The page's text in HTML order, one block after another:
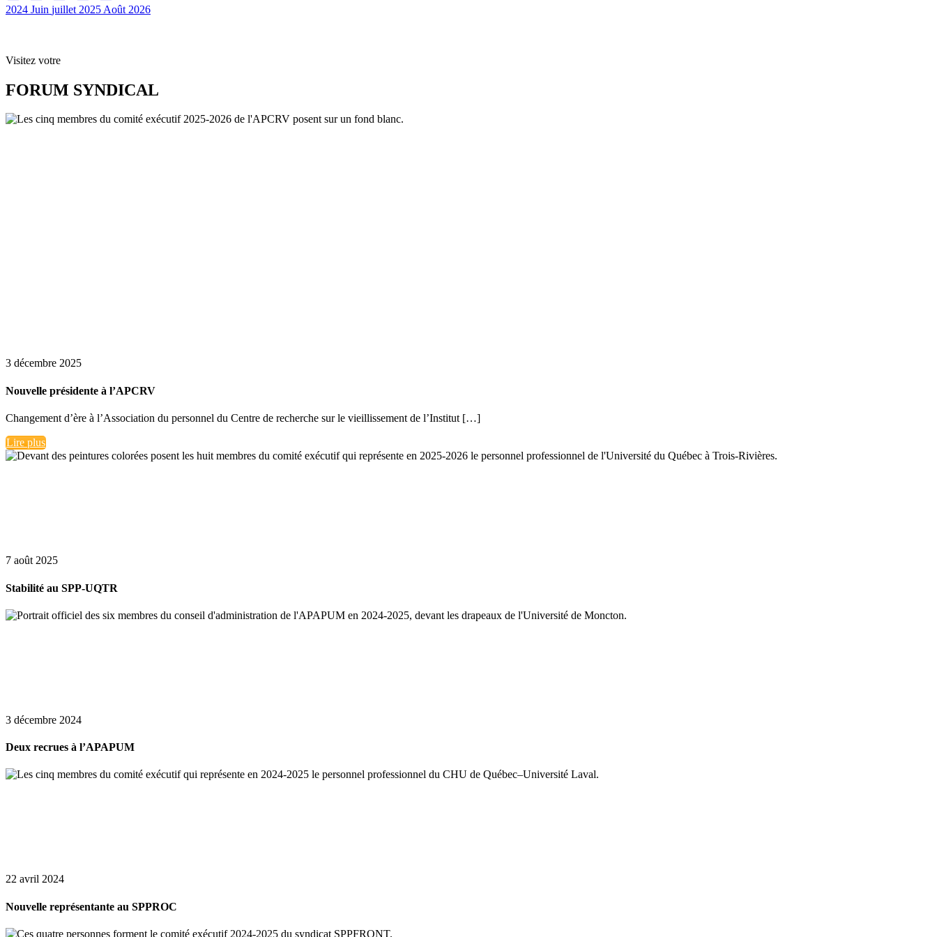
2024 Juin juillet 2025Août2026
Visitez votre
FORUM SYNDICAL
3 décembre 2025
Nouvelle présidente à l’APCRV
Changement d’ère à l’Association du personnel du Centre de recherche sur le vieillissement de l’Institut […]
Lire plus
7 août 2025
Stabilité au SPP-UQTR
3 décembre 2024
Deux recrues à l’APAPUM
22 avril 2024
Nouvelle représentante au SPPROC